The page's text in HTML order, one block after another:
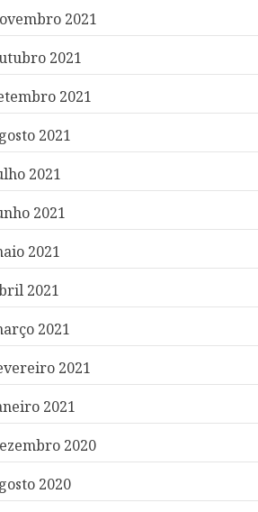
2021
2021
2021
2021
2021
2021
2021
2021
2021
2021
2021
2020
2020